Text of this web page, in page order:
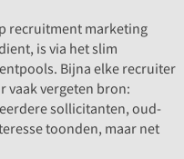
recruitment marketing
is via het slim
Bijna elke recruiter
vaak vergeten bron:
sollicitanten, oud-
toonden, maar net